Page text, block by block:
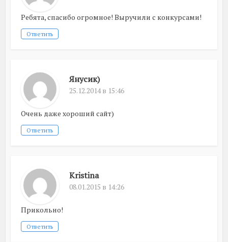
Ребята, спасибо огромное! Выручили с конкурсами!
Ответить
Янусик)
25.12.2014 в 15:46
Очень даже хороший сайт)
Ответить
Kristina
08.01.2015 в 14:26
Прикольно!
Ответить